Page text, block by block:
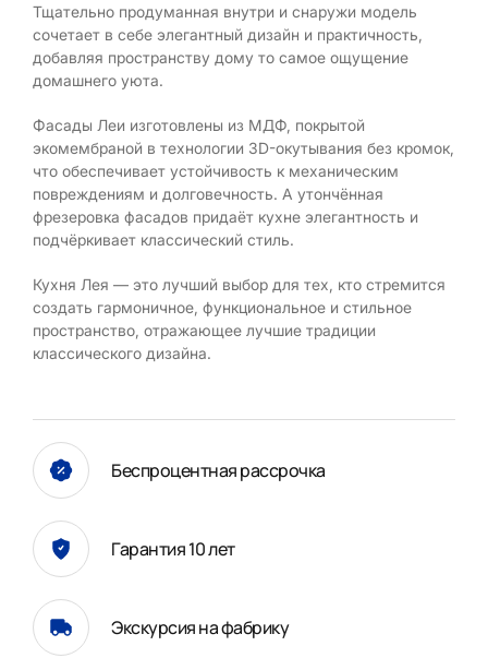
Тщательно продуманная внутри и снаружи модель
сочетает в себе элегантный дизайн и практичность,
добавляя пространству дому то самое ощущение
домашнего уюта.
Фасады Леи изготовлены из МДФ, покрытой
экомембраной в технологии 3D-окутывания без кромок,
что обеспечивает устойчивость к механическим
повреждениям и долговечность. А утончённая
фрезеровка фасадов придаёт кухне элегантность и
подчёркивает классический стиль.
Кухня Лея — это лучший выбор для тех, кто стремится
создать гармоничное, функциональное и стильное
пространство, отражающее лучшие традиции
классического дизайна.
Беспроцентная рассрочка
Гарантия 10 лет
Экскурсия на фабрику